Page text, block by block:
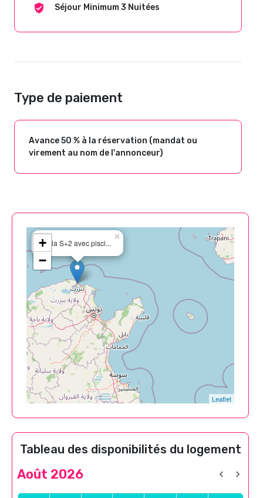
Séjour Minimum 3 Nuitées
Type de paiement
Avance 50 % à la réservation (mandat ou
virement au nom de l'annonceur)
Villa S+2 avec pisci...
×
+
−
Leaflet
Tableau des disponibilités du logement
Août 2026